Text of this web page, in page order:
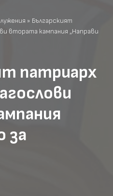
» Българският
втората кампания „Направи
патриарх
за